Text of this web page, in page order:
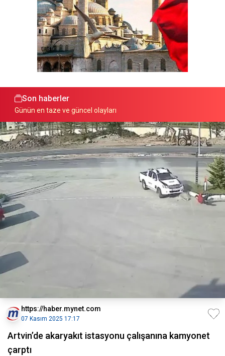
Son haberler
Günün en taze ve güncel olayları
https://haber.mynet.com
07 Kasım 2025 17:17
Artvin’de akaryakıt istasyonu çalışanına kamyonet
çarptı